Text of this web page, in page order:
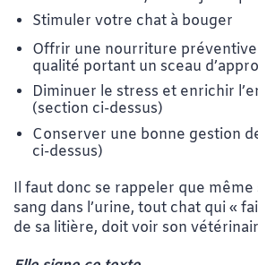
Stimuler votre chat à bouger
Offrir une nourriture préventive
qualité portant un sceau
Diminuer le stress et enrichir
(section ci-dessus)
Conserver une bonne gestion
ci-dessus)
Il faut donc se rappeler que même
sang dans l’urine, tout chat qui «
de sa litière, doit voir son